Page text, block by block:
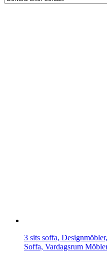
3 sits soffa,
Soffa, Vardagsrum